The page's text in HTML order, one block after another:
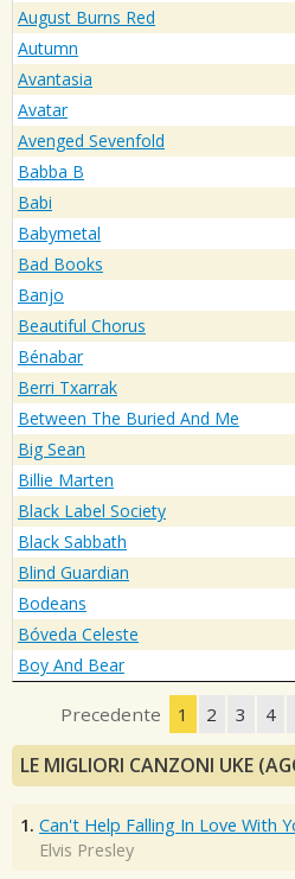
August Burns Red
Autumn
Avantasia
Avatar
Avenged Sevenfold
Babba B
Babi
Babymetal
Bad Books
Banjo
Beautiful Chorus
Bénabar
Berri Txarrak
Between The Buried And Me
Big Sean
Billie Marten
Black Label Society
Black Sabbath
Blind Guardian
Bodeans
Bóveda Celeste
Boy And Bear
Precedente 1 2 3 4
LE MIGLIORI CANZONI UKE
1. Can't Help Falling In Love With
Elvis Presley